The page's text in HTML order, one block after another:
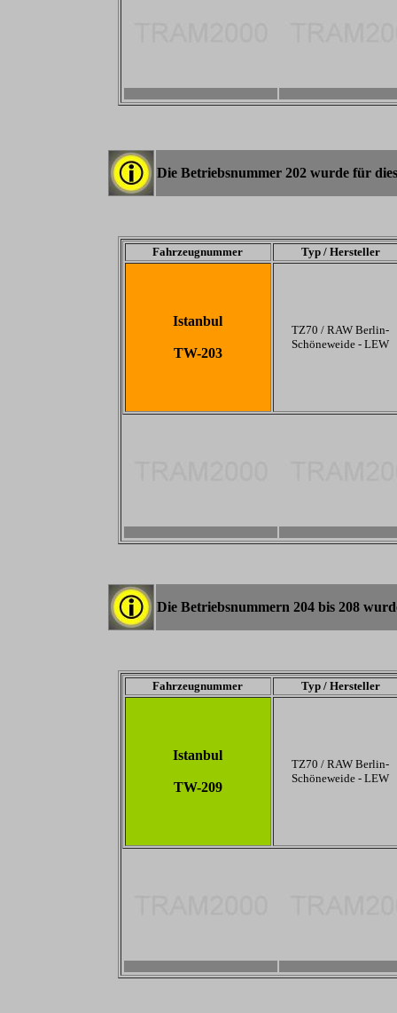
Die Betriebsnummer 202 wurde für
Fahrzeugnummer Typ / Hersteller
Istanbul
TW-203
TZ70 / RAW Berlin-
Schöneweide - LEW
Die Betriebsnummern 204 bis 208
Fahrzeugnummer Typ / Hersteller
Istanbul
TW-209
TZ70 / RAW Berlin-
Schöneweide - LEW